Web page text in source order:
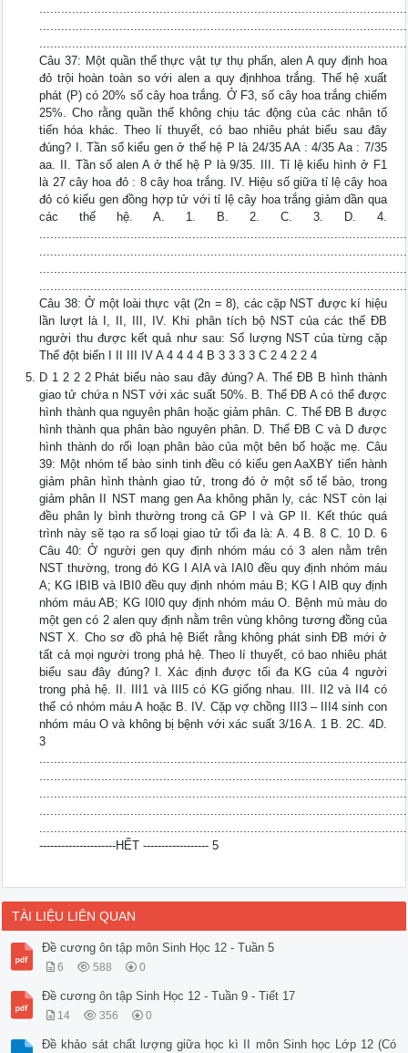
Câu 37: Một quần thể thực vật tự thụ phấn, alen A quy định hoa
đỏ trội hoàn toàn so với alen a quy địnhhoa trắng. Thế hệ xuất
phát (P) có 20% số cây hoa trắng. Ở F3, số cây hoa trắng chiếm
25%. Cho rằng quần thể không chịu tác động của các nhân tố
tiến hóa khác. Theo lí thuyết, có bao nhiêu phát biểu sau đây
đúng? I. Tần số kiểu gen ở thế hệ P là 24/35 AA : 4/35 Aa : 7/35
aa. II. Tần số alen A ở thế hệ P là 9/35. III. Tỉ lệ kiểu hình ở F1
là 27 cây hoa đỏ : 8 cây hoa trắng. IV. Hiệu số giữa tỉ lệ cây hoa
đỏ có kiểu gen đồng hợp tử với tỉ lệ cây hoa trắng giảm dần qua
các thế hệ. A. 1. B. 2. C. 3. D. 4.
Câu 38: Ở một loài thực vật (2n = 8), các cặp NST được kí hiệu
lần lượt là I, II, III, IV. Khi phân tích bộ NST của các thể ĐB
người thu được kết quả như sau: Số lượng NST của từng cặp
Thể đột biến I II III IV A 4 4 4 4 B 3 3 3 3 C 2 4 2 2 4
D 1 2 2 2 Phát biểu nào sau đây đúng? A. Thể ĐB B hình thành
giao tử chứa n NST với xác suất 50%. B. Thể ĐB A có thể được
hình thành qua nguyên phân hoặc giảm phân. C. Thể ĐB B được
hình thành qua phân bào nguyên phân. D. Thể ĐB C và D được
hình thành do rối loạn phân bào của một bên bố hoặc mẹ. Câu
39: Một nhóm tế bào sinh tinh đều có kiểu gen AaXBY tiến hành
giảm phân hình thành giao tử, trong đó ở một số tế bào, trong
giảm phân II NST mang gen Aa không phân ly, các NST còn lại
đều phân ly bình thường trong cả GP I và GP II. Kết thúc quá
trình này sẽ tạo ra số loại giao tử tối đa là: A. 4 B. 8 C. 10 D. 6
Câu 40: Ở người gen quy định nhóm máu có 3 alen nằm trên
NST thường, trong đó KG I AIA và IAI0 đều quy định nhóm máu
A; KG IBIB và IBI0 đều quy định nhóm máu B; KG I AIB quy định
nhóm máu AB; KG I0I0 quy định nhóm máu O. Bệnh mù màu do
một gen có 2 alen quy định nằm trên vùng không tương đồng của
NST X. Cho sơ đồ phả hệ Biết rằng không phát sinh ĐB mới ở
tất cả mọi người trong phả hệ. Theo lí thuyết, có bao nhiêu phát
biểu sau đây đúng? I. Xác định được tối đa KG của 4 người
trong phả hệ. II. III1 và III5 có KG giống nhau. III. II2 và II4 có
thể có nhóm máu A hoặc B. IV. Cặp vợ chồng III3 – III4 sinh con
nhóm máu O và không bị bệnh với xác suất 3/16 A. 1 B. 2C. 4D.
3
---------------------HẾT ------------------ 5
TÀI LIỆU LIÊN QUAN
Đề cương ôn tập môn Sinh Học 12 - Tuần 5
6 588 0
Đề cương ôn tập Sinh Học 12 - Tuần 9 - Tiết 17
14 356 0
Đề khảo sát chất lượng giữa học kì II môn Sinh học Lớp 12 (Có